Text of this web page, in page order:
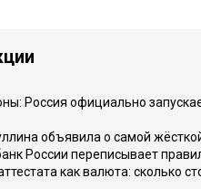
Россия официально
объявила о самой
России переписывает
как валюта: сколько